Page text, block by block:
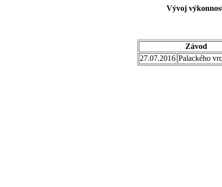
Vývoj
Závod
27.07.2016 Palackého